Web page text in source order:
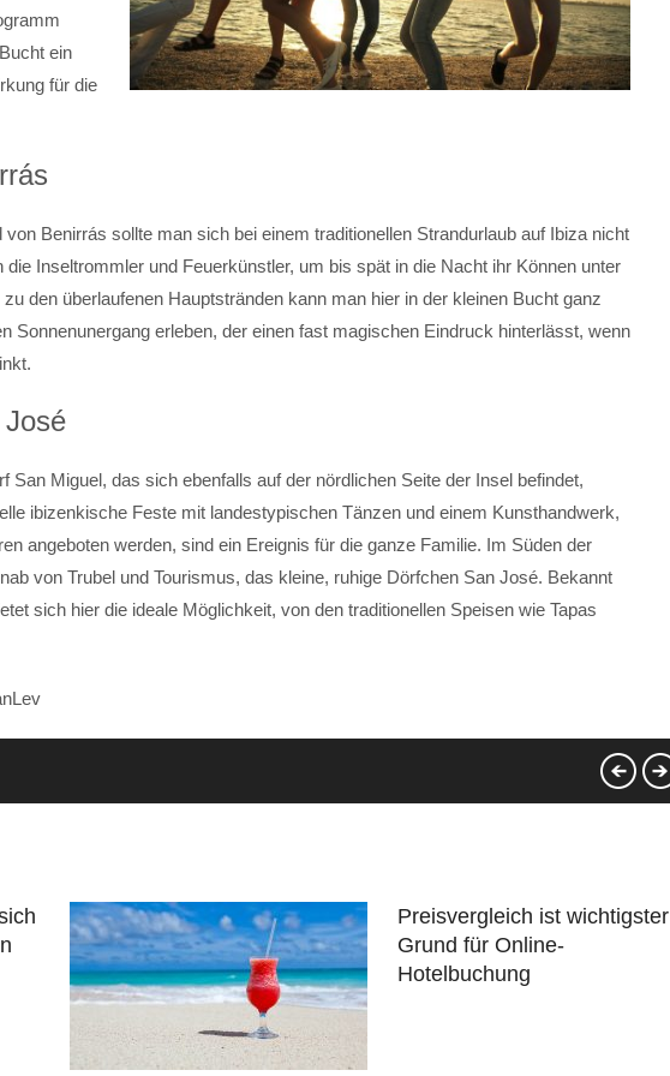
ein
für die
Benirrás sollte man sich bei einem traditionellen Strandurlaub auf Ibiza nicht
Inseltrommler und Feuerkünstler, um bis spät in die Nacht ihr Können unter
den überlaufenen Hauptstränden kann man hier in der kleinen Bucht ganz
Sonnenunergang erleben, der einen fast magischen Eindruck hinterlässt, wenn
San Miguel, das sich ebenfalls auf der nördlichen Seite der Insel befindet,
ibizenkische Feste mit landestypischen Tänzen und einem Kunsthandwerk,
angeboten werden, sind ein Ereignis für die ganze Familie. Im Süden der
von Trubel und Tourismus, das kleine, ruhige Dörfchen San José. Bekannt
sich hier die ideale Möglichkeit, von den traditionellen Speisen wie Tapas
Preisvergleich ist wichtigster
Grund für Online-
Hotelbuchung